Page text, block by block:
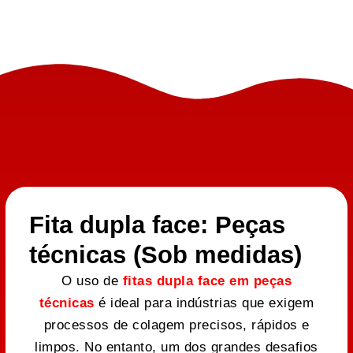
Fita dupla face: Peças
técnicas (Sob medidas)
O uso de fitas dupla face em peças
técnicas é ideal para indústrias que exigem
processos de colagem precisos, rápidos e
limpos. No entanto, um dos grandes desafios